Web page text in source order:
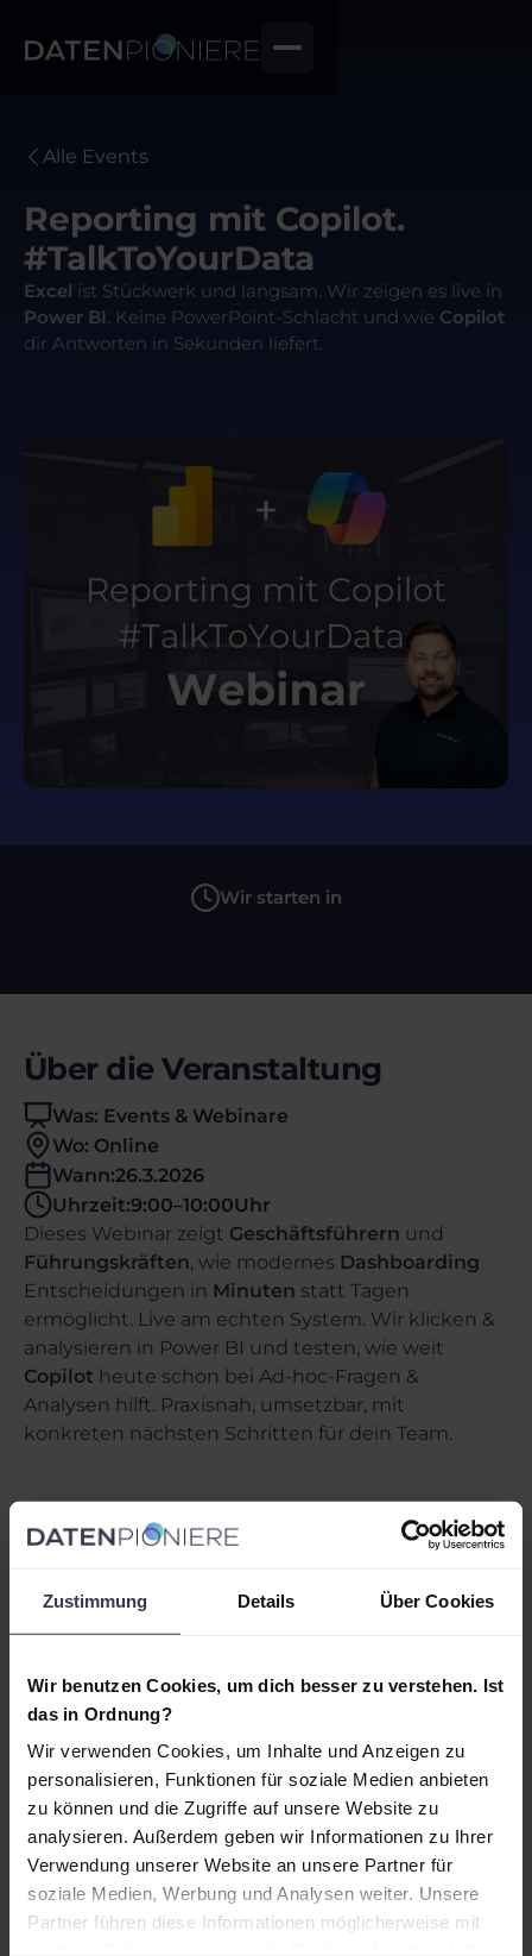
Zustimmung Details Über Cookies
Wir benutzen Cookies, um dich besser zu verstehen. Ist
das in Ordnung?
Wir verwenden Cookies, um Inhalte und Anzeigen zu
personalisieren, Funktionen für soziale Medien anbieten
zu können und die Zugriffe auf unsere Website zu
analysieren. Außerdem geben wir Informationen zu Ihrer
Verwendung unserer Website an unsere Partner für
soziale Medien, Werbung und Analysen weiter. Unsere
Partner führen diese Informationen möglicherweise mit
Alle Events
Reporting mit Copilot.
#TalkToYourData
Excel ist Stückwerk und langsam. Wir zeigen es live in
Power BI. Keine PowerPoint-Schlacht und wie Copilot
dir Antworten in Sekunden liefert.
Wir starten in
Über die Veranstaltung
Was: Events & Webinare
Wo: Online
Wann:26.3.2026
Uhrzeit:9:00–10:00Uhr
Dieses Webinar zeigt Geschäftsführern und
Führungskräften, wie modernes Dashboarding
Entscheidungen in Minuten statt Tagen
ermöglicht. Live am echten System. Wir klicken &
analysieren in Power BI und testen, wie weit
Copilot heute schon bei Ad-hoc-Fragen &
Analysen hilft. Praxisnah, umsetzbar, mit
konkreten nächsten Schritten für dein Team.
Dennis Hoffstädte